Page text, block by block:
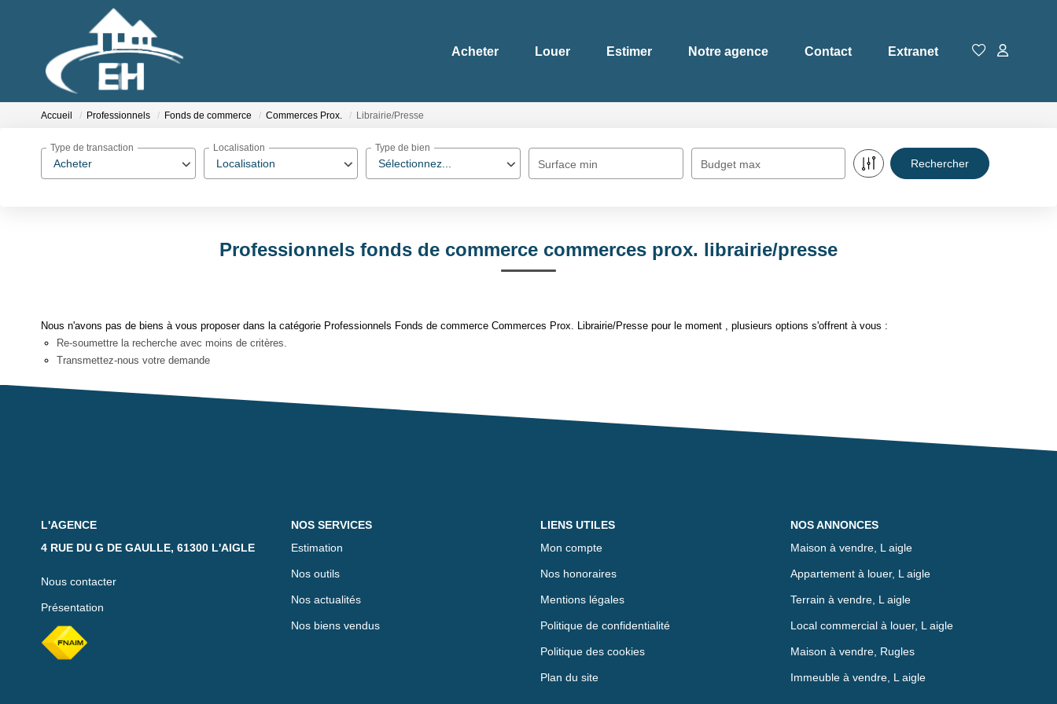
Acheter Louer Estimer Notre agence Contact Extranet
Accueil Professionnels Fonds de commerce Commerces Prox. Librairie/Presse
Acheter
Type de transaction
Localisation
Localisation
Sélectionnez...
Type de bien
Surface min Budget max
Professionnels fonds de commerce commerces prox. librairie/presse
Nous n'avons pas de biens à vous proposer dans la catégorie Professionnels Fonds de commerce Commerces Prox. Librairie/Presse pour le moment , plusieurs options s'offrent à vous :
Re-soumettre la recherche avec moins de critères.
Transmettez-nous votre demande
L'AGENCE
4 RUE DU G DE GAULLE, 61300 L'AIGLE
Nous contacter
Présentation
NOS SERVICES
Estimation
Nos outils
Nos actualités
Nos biens vendus
LIENS UTILES
Mon compte
Nos honoraires
Mentions légales
Politique de confidentialité
Politique des cookies
Plan du site
NOS ANNONCES
Maison à vendre, L aigle
Appartement à louer, L aigle
Terrain à vendre, L aigle
Local commercial à louer, L aigle
Maison à vendre, Rugles
Immeuble à vendre, L aigle